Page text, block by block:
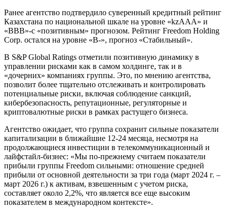
Ранее агентство подтвердило суверенный кредитный рейтинг
Казахстана по национальной шкале на уровне «kzAAA» и
«BBB»-с «позитивным» прогнозом. Рейтинг Freedom Holding
Corp. остался на уровне «В-», прогноз «Стабильный».
В S&P Global Ratings отметили позитивную динамику в
управлении рисками как в самом холдинге, так и в
«дочерних» компаниях группы. Это, по мнению агентства,
позволит более тщательно отслеживать и контролировать
потенциальные риски, включая соблюдение санкций,
кибербезопасность, репутационные, регуляторные и
криптовалютные риски в рамках растущего бизнеса.
Агентство ожидает, что группа сохранит сильные показатели
капитализации в ближайшие 12-24 месяца, несмотря на
продолжающиеся инвестиции в телекоммуникационный и
лайфстайл-бизнес: «Мы по-прежнему считаем показатели
прибыли группы Freedom сильными: отношение средней
прибыли от основной деятельности за три года (март 2024 г. –
март 2026 г.) к активам, взвешенным с учетом риска,
составляет около 2,2%, что является все еще высоким
показателем в международном контексте».